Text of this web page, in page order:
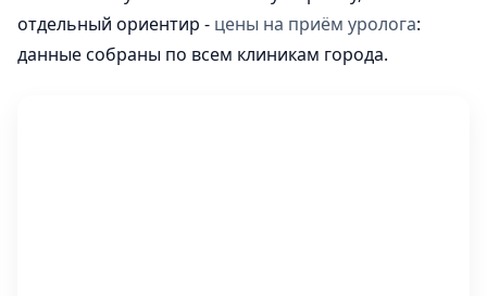
отдельный ориентир - цены на приём уролога:
данные собраны по всем клиникам города.